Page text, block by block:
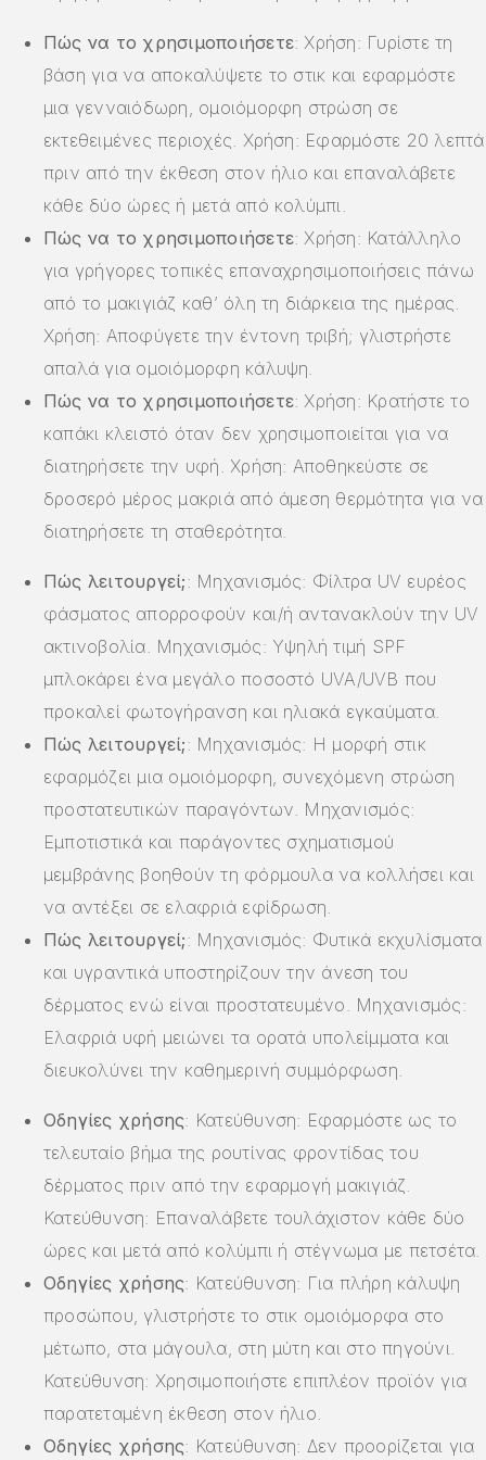
Πώς να το χρησιμοποιήσετε: Χρήση: Γυρίστε τη
βάση για να αποκαλύψετε το στικ και εφαρμόστε
μια γενναιόδωρη, ομοιόμορφη στρώση σε
εκτεθειμένες περιοχές. Χρήση: Εφαρμόστε 20 λεπτά
πριν από την έκθεση στον ήλιο και επαναλάβετε
κάθε δύο ώρες ή μετά από κολύμπι.
Πώς να το χρησιμοποιήσετε: Χρήση: Κατάλληλο
για γρήγορες τοπικές επαναχρησιμοποιήσεις πάνω
από το μακιγιάζ καθ’ όλη τη διάρκεια της ημέρας.
Χρήση: Αποφύγετε την έντονη τριβή; γλιστρήστε
απαλά για ομοιόμορφη κάλυψη.
Πώς να το χρησιμοποιήσετε: Χρήση: Κρατήστε το
καπάκι κλειστό όταν δεν χρησιμοποιείται για να
διατηρήσετε την υφή. Χρήση: Αποθηκεύστε σε
δροσερό μέρος μακριά από άμεση θερμότητα για να
διατηρήσετε τη σταθερότητα.
Πώς λειτουργεί;: Μηχανισμός: Φίλτρα UV ευρέος
φάσματος απορροφούν και/ή αντανακλούν την UV
ακτινοβολία. Μηχανισμός: Υψηλή τιμή SPF
μπλοκάρει ένα μεγάλο ποσοστό UVA/UVB που
προκαλεί φωτογήρανση και ηλιακά εγκαύματα.
Πώς λειτουργεί;: Μηχανισμός: Η μορφή στικ
εφαρμόζει μια ομοιόμορφη, συνεχόμενη στρώση
προστατευτικών παραγόντων. Μηχανισμός:
Εμποτιστικά και παράγοντες σχηματισμού
μεμβράνης βοηθούν τη φόρμουλα να κολλήσει και
να αντέξει σε ελαφριά εφίδρωση.
Πώς λειτουργεί;: Μηχανισμός: Φυτικά εκχυλίσματα
και υγραντικά υποστηρίζουν την άνεση του
δέρματος ενώ είναι προστατευμένο. Μηχανισμός:
Ελαφριά υφή μειώνει τα ορατά υπολείμματα και
διευκολύνει την καθημερινή συμμόρφωση.
Οδηγίες χρήσης: Κατεύθυνση: Εφαρμόστε ως το
τελευταίο βήμα της ρουτίνας φροντίδας του
δέρματος πριν από την εφαρμογή μακιγιάζ.
Κατεύθυνση: Επαναλάβετε τουλάχιστον κάθε δύο
ώρες και μετά από κολύμπι ή στέγνωμα με πετσέτα.
Οδηγίες χρήσης: Κατεύθυνση: Για πλήρη κάλυψη
προσώπου, γλιστρήστε το στικ ομοιόμορφα στο
μέτωπο, στα μάγουλα, στη μύτη και στο πηγούνι.
Κατεύθυνση: Χρησιμοποιήστε επιπλέον προϊόν για
παρατεταμένη έκθεση στον ήλιο.
Οδηγίες χρήσης: Κατεύθυνση: Δεν προορίζεται για